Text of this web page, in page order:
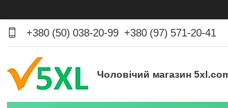
+380 (50) 038-20-99 +380 (97) 571-20-41
Чоловічий магазин